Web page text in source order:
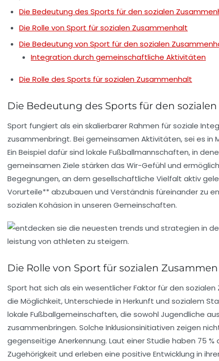
Die Bedeutung des Sports für den sozialen
Die Rolle von Sport für sozialen Zusammenhalt
Die Bedeutung von Sport für den sozialen
Integration durch gemeinschaftliche Aktivitäten
Die Rolle des Sports für sozialen Zusammenhalt
Die Bedeutung des Sports für den
Sport fungiert als ein skalierbarer Rahmen für soziale
zusammenbringt. Bei gemeinsamen Aktivitäten, sei es in
Ein Beispiel dafür sind lokale Fußballmannschaften, in
gemeinsamen Ziele stärken das Wir-Gefühl und
Begegnungen, an dem gesellschaftliche Vielfalt aktiv
Vorurteile** abzubauen und Verständnis füreinander zu
sozialen Kohäsion in unseren Gemeinschaften.
Die Rolle von Sport für sozialen
Sport hat sich als ein wesentlicher Faktor für den sozialen
die Möglichkeit, Unterschiede in Herkunft und sozialem
lokale Fußballgemeinschaften, die sowohl Jugendliche
zusammenbringen. Solche Inklusionsinitiativen zeigen
gegenseitige Anerkennung. Laut einer Studie haben 75
Zugehörigkeit und erleben eine positive Entwicklung in